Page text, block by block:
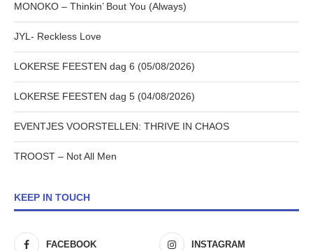
MONOKO – Thinkin’ Bout You (Always)
JYL- Reckless Love
LOKERSE FEESTEN dag 6 (05/08/2026)
LOKERSE FEESTEN dag 5 (04/08/2026)
EVENTJES VOORSTELLEN: THRIVE IN CHAOS
TROOST – Not All Men
KEEP IN TOUCH
FACEBOOK INSTAGRAM